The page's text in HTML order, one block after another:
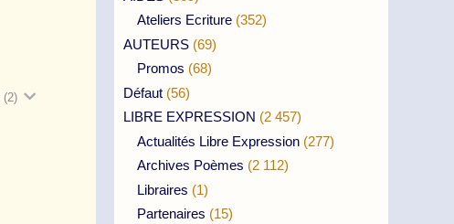
(2)
Ateliers Ecriture (352)
AUTEURS (69)
Promos (68)
Défaut (56)
LIBRE EXPRESSION (2 457)
Actualités Libre Expression (277)
Archives Poèmes (2 112)
Libraires (1)
Partenaires (15)